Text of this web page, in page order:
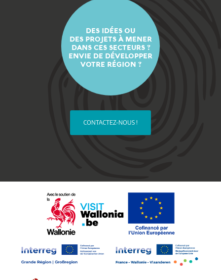
DES IDÉES OU
DES PROJETS À MENER
DANS CES SECTEURS ?
ENVIE DE DÉVELOPPER
VOTRE RÉGION ?
CONTACTEZ-NOUS !